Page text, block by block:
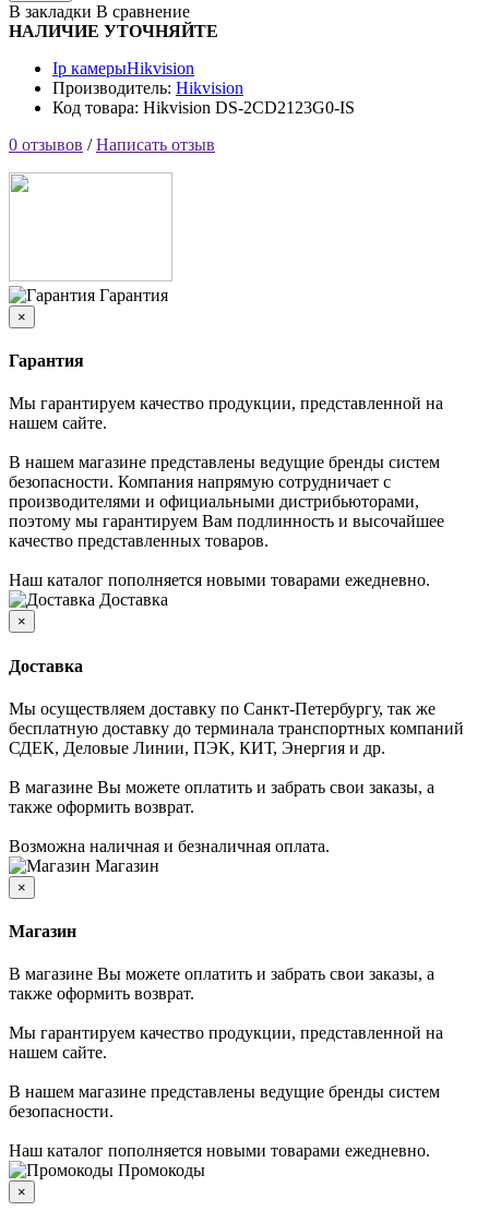
В закладки В сравнение
НАЛИЧИЕ УТОЧНЯЙТЕ
Ip камерыHikvision
Производитель: Hikvision
Код товара: Hikvision DS-2CD2123G0-IS
0 отзывов /Написать отзыв
Гарантия
×
Гарантия
Мы гарантируем качество продукции, представленной на
нашем сайте.
В нашем магазине представлены ведущие бренды систем
безопасности. Компания напрямую сотрудничает с
производителями и официальными дистрибьюторами,
поэтому мы гарантируем Вам подлинность и высочайшее
качество представленных товаров.
Наш каталог пополняется новыми товарами ежедневно.
Доставка
×
Доставка
Мы осуществляем доставку по Санкт-Петербургу, так же
бесплатную доставку до терминала транспортных компаний
СДЕК, Деловые Линии, ПЭК, КИТ, Энергия и др.
В магазине Вы можете оплатить и забрать свои заказы, а
также оформить возврат.
Возможна наличная и безналичная оплата.
Магазин
×
Магазин
В магазине Вы можете оплатить и забрать свои заказы, а
также оформить возврат.
Мы гарантируем качество продукции, представленной на
нашем сайте.
В нашем магазине представлены ведущие бренды систем
безопасности.
Наш каталог пополняется новыми товарами ежедневно.
Промокоды
×